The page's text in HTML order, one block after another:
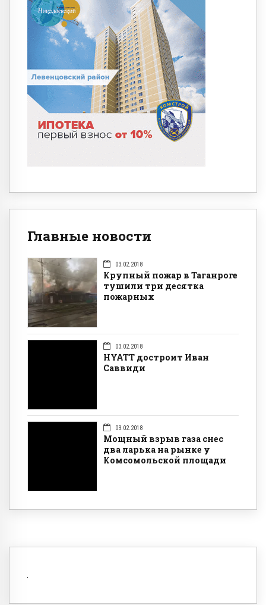
Главные новости
03.02.2018
Крупный пожар в Таганроге
тушили три десятка
пожарных
03.02.2018
HYATT достроит Иван
Саввиди
03.02.2018
Мощный взрыв газа снес
два ларька на рынке у
Комсомольской площади